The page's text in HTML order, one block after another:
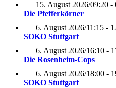
15. August 2026/09:20 -
Die Pfefferkörner
6. August 2026/11:15 -
SOKO Stuttgart
6. August 2026/16:10 -
Die Rosenheim-Cops
6. August 2026/18:00 -
SOKO Stuttgart